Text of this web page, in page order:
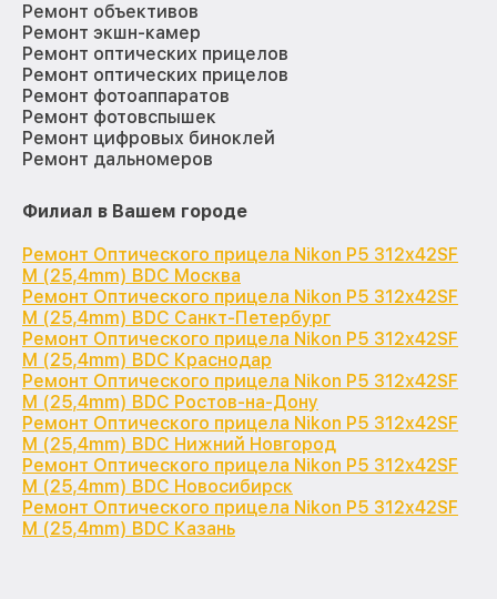
Ремонт объективов
Ремонт экшн-камер
Ремонт оптических прицелов
Ремонт оптических прицелов
Ремонт фотоаппаратов
Ремонт фотовспышек
Ремонт цифровых биноклей
Ремонт дальномеров
Филиал в Вашем городе
Ремонт Оптического прицела Nikon P5 312x42SF
M (25,4mm) BDC Москва
Ремонт Оптического прицела Nikon P5 312x42SF
M (25,4mm) BDC Санкт-Петербург
Ремонт Оптического прицела Nikon P5 312x42SF
M (25,4mm) BDC Краснодар
Ремонт Оптического прицела Nikon P5 312x42SF
M (25,4mm) BDC Ростов-на-Дону
Ремонт Оптического прицела Nikon P5 312x42SF
M (25,4mm) BDC Нижний Новгород
Ремонт Оптического прицела Nikon P5 312x42SF
M (25,4mm) BDC Новосибирск
Ремонт Оптического прицела Nikon P5 312x42SF
M (25,4mm) BDC Казань